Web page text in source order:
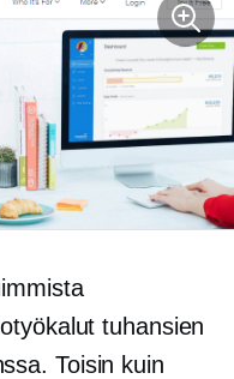
tuhansien
Toisin kuin